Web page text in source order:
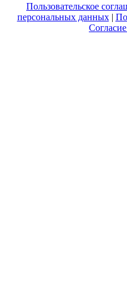
Пользовательское
персональных данных|